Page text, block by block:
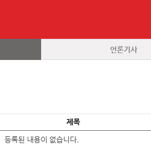
언론기사
제목
등록된 내용이 없습니다.